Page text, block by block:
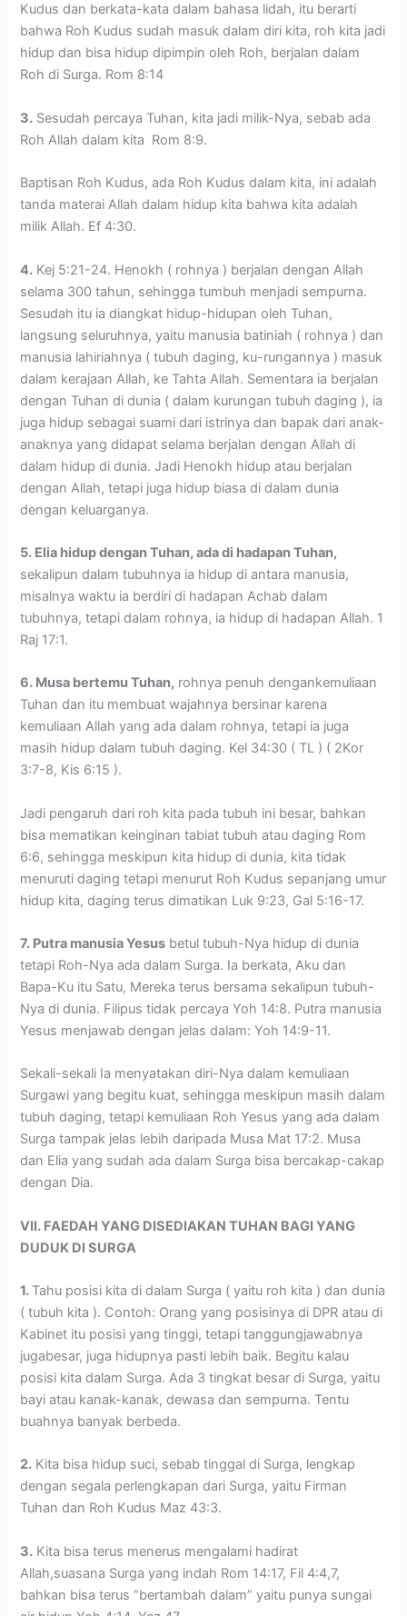
Kudus dan berkata-kata dalam bahasa lidah, itu berarti
bahwa Roh Kudus sudah masuk dalam diri kita, roh kita jadi
hidup dan bisa hidup dipimpin oleh Roh, berjalan dalam
Roh di Surga. Rom 8:14
3. Sesudah percaya Tuhan, kita jadi milik-Nya, sebab ada
Roh Allah dalam kita Rom 8:9.
Baptisan Roh Kudus, ada Roh Kudus dalam kita, ini adalah
tanda materai Allah dalam hidup kita bahwa kita adalah
milik Allah. Ef 4:30.
4. Kej 5:21-24. Henokh ( rohnya ) berjalan dengan Allah
selama 300 tahun, sehingga tumbuh menjadi sempurna.
Sesudah itu ia diangkat hidup-hidupan oleh Tuhan,
langsung seluruhnya, yaitu manusia batiniah ( rohnya ) dan
manusia lahiriahnya ( tubuh daging, ku-rungannya ) masuk
dalam kerajaan Allah, ke Tahta Allah. Sementara ia berjalan
dengan Tuhan di dunia ( dalam kurungan tubuh daging ), ia
juga hidup sebagai suami dari istrinya dan bapak dari anak-
anaknya yang didapat selama berjalan dengan Allah di
dalam hidup di dunia. Jadi Henokh hidup atau berjalan
dengan Allah, tetapi juga hidup biasa di dalam dunia
dengan keluarganya.
5. Elia hidup dengan Tuhan, ada di hadapan Tuhan,
sekalipun dalam tubuhnya ia hidup di antara manusia,
misalnya waktu ia berdiri di hadapan Achab dalam
tubuhnya, tetapi dalam rohnya, ia hidup di hadapan Allah. 1
Raj 17:1.
6. Musa bertemu Tuhan, rohnya penuh dengankemuliaan
Tuhan dan itu membuat wajahnya bersinar karena
kemuliaan Allah yang ada dalam rohnya, tetapi ia juga
masih hidup dalam tubuh daging. Kel 34:30 ( TL ) ( 2Kor
3:7-8, Kis 6:15 ).
Jadi pengaruh dari roh kita pada tubuh ini besar, bahkan
bisa mematikan keinginan tabiat tubuh atau daging Rom
6:6, sehingga meskipun kita hidup di dunia, kita tidak
menuruti daging tetapi menurut Roh Kudus sepanjang umur
hidup kita, daging terus dimatikan Luk 9:23, Gal 5:16-17.
7. Putra manusia Yesus betul tubuh-Nya hidup di dunia
tetapi Roh-Nya ada dalam Surga. Ia berkata, Aku dan
Bapa-Ku itu Satu, Mereka terus bersama sekalipun tubuh-
Nya di dunia. Filipus tidak percaya Yoh 14:8. Putra manusia
Yesus menjawab dengan jelas dalam: Yoh 14:9-11.
Sekali-sekali Ia menyatakan diri-Nya dalam kemuliaan
Surgawi yang begitu kuat, sehingga meskipun masih dalam
tubuh daging, tetapi kemuliaan Roh Yesus yang ada dalam
Surga tampak jelas lebih daripada Musa Mat 17:2. Musa
dan Elia yang sudah ada dalam Surga bisa bercakap-cakap
dengan Dia.
VII. FAEDAH YANG DISEDIAKAN TUHAN BAGI YANG
DUDUK DI SURGA
1. Tahu posisi kita di dalam Surga ( yaitu roh kita ) dan dunia
( tubuh kita ). Contoh: Orang yang posisinya di DPR atau di
Kabinet itu posisi yang tinggi, tetapi tanggungjawabnya
jugabesar, juga hidupnya pasti lebih baik. Begitu kalau
posisi kita dalam Surga. Ada 3 tingkat besar di Surga, yaitu
bayi atau kanak-kanak, dewasa dan sempurna. Tentu
buahnya banyak berbeda.
2. Kita bisa hidup suci, sebab tinggal di Surga, lengkap
dengan segala perlengkapan dari Surga, yaitu Firman
Tuhan dan Roh Kudus Maz 43:3.
3. Kita bisa terus menerus mengalami hadirat
Allah,suasana Surga yang indah Rom 14:17, Fil 4:4,7,
bahkan bisa terus “bertambah dalam” yaitu punya sungai